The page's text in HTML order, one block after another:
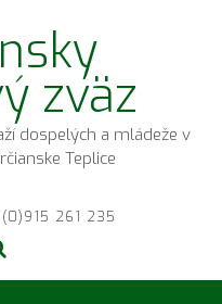
zväz
dospelých a mládeže v
Teplice
261 235